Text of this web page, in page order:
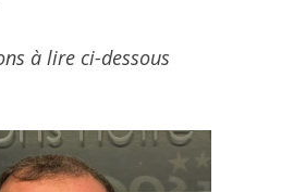
à lire ci-dessous